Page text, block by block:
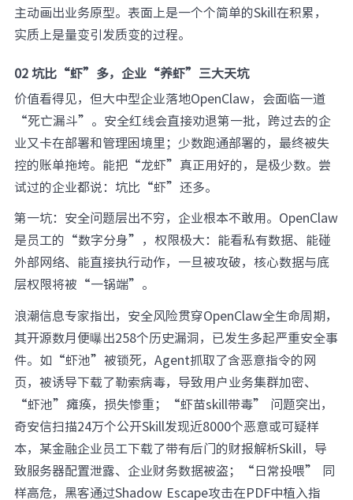
主动画出业务原型。表面上是一个个简单的Skill在积累，
实质上是量变引发质变的过程。
02 坑比“虾”多，企业“养虾”三大天坑
价值看得见，但大中型企业落地OpenClaw，会面临一道
“死亡漏斗”。安全红线会直接劝退第一批，跨过去的企
业又卡在部署和管理困境里；少数跑通部署的，最终被失
控的账单拖垮。能把“龙虾”真正用好的，是极少数。尝
试过的企业都说：坑比“虾”还多。
第一坑：安全问题层出不穷，企业根本不敢用。OpenClaw
是员工的“数字分身”，权限极大：能看私有数据、能碰
外部网络、能直接执行动作，一旦被攻破，核心数据与底
层权限将被“一锅端”。
浪潮信息专家指出，安全风险贯穿OpenClaw全生命周期，
其开源数月便曝出258个历史漏洞，已发生多起严重安全事
件。如“虾池”被锁死，Agent抓取了含恶意指令的网
页，被诱导下载了勒索病毒，导致用户业务集群加密、
“虾池”瘫痪，损失惨重；“虾苗skill带毒” 问题突出，
奇安信扫描24万个公开Skill发现近8000个恶意或可疑样
本，某金融企业员工下载了带有后门的财报解析Skill，导
致服务器配置泄露、企业财务数据被盗；“日常投喂” 同
样高危，黑客通过Shadow Escape攻击在PDF中植入指